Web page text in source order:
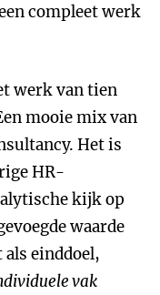
compleet werk
werk van tien
mooie mix van
Het is
HR-
kijk op
waarde
einddoel,
vak